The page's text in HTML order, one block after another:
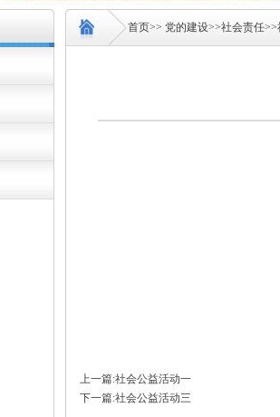
首页>> 党的建设>>社会责任>>
上一篇:社会公益活动一
下一篇:社会公益活动三